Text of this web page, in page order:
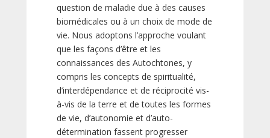
question de maladie due à des causes
biomédicales ou à un choix de mode de
vie. Nous adoptons l’approche voulant
que les façons d’être et les
connaissances des Autochtones, y
compris les concepts de spiritualité,
d’interdépendance et de réciprocité vis-
à-vis de la terre et de toutes les formes
de vie, d’autonomie et d’auto-
détermination fassent progresser